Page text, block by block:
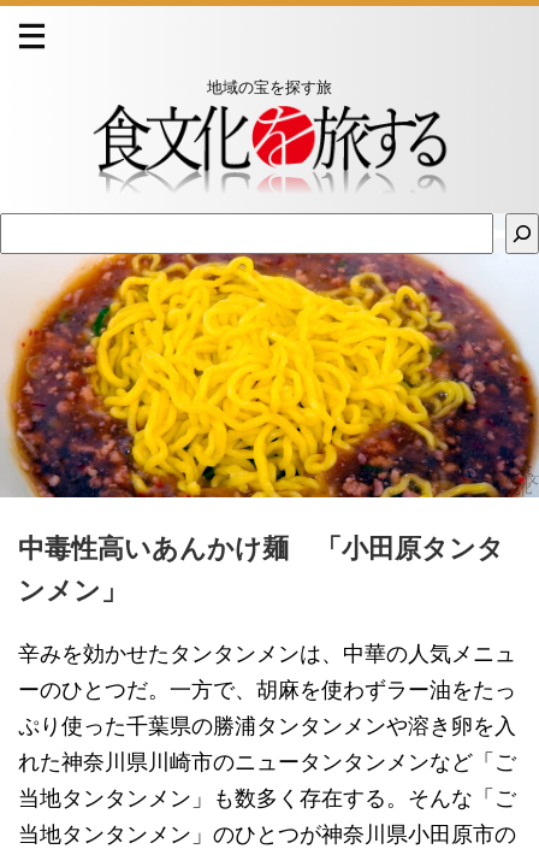
地域の宝を探す旅
中毒性高いあんかけ麺 「小田原タンタ
ンメン」
辛みを効かせたタンタンメンは、中華の人気メニュ
ーのひとつだ。一方で、胡麻を使わずラー油をたっ
ぷり使った千葉県の勝浦タンタンメンや溶き卵を入
れた神奈川県川崎市のニュータンタンメンなど「ご
当地タンタンメン」も数多く存在する。そんな「ご
当地タンタンメン」のひとつが神奈川県小田原市の